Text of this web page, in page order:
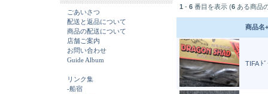
ごあいさつ
配送と返品について
商品の配送について
店舗ご案内
お問い合わせ
Guide Album
リンク集
-船宿
1 - 6 番目を表示 (6 ある商品
商品名+
TIFA ﾄ